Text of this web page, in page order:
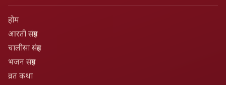
होम
आरती संग्रह
चालीसा संग्रह
भजन संग्रह
व्रत कथा